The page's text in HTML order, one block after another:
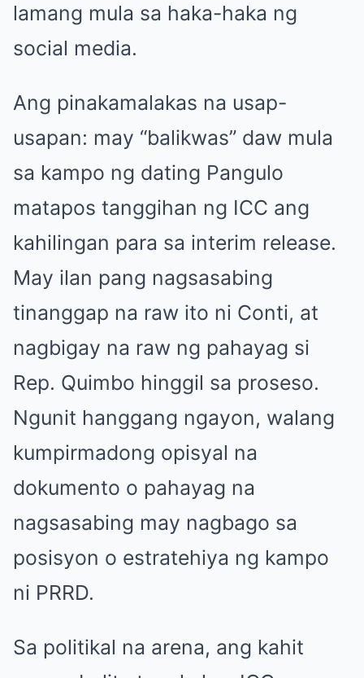
lamang mula sa haka-haka ng
social media.
Ang pinakamalakas na usap-
usapan: may “balikwas” daw mula
sa kampo ng dating Pangulo
matapos tanggihan ng ICC ang
kahilingan para sa interim release.
May ilan pang nagsasabing
tinanggap na raw ito ni Conti, at
nagbigay na raw ng pahayag si
Rep. Quimbo hinggil sa proseso.
Ngunit hanggang ngayon, walang
kumpirmadong opisyal na
dokumento o pahayag na
nagsasabing may nagbago sa
posisyon o estratehiya ng kampo
ni PRRD.
Sa politikal na arena, ang kahit